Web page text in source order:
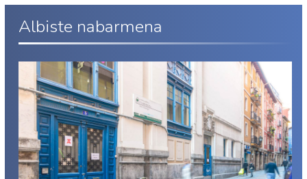
Albiste nabarmena